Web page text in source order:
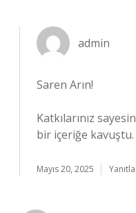
admin
Saren Arın!
Katkılarınız
bir içeriğe kavuştu.
Mayıs 20, 2025 Yanıtla